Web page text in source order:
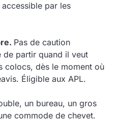
par les
Pas de caution
de partir quand il veut
colocs, dès le moment où
Éligible aux APL.
un bureau, un gros
commode de chevet.